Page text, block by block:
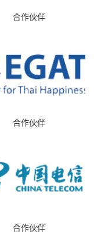
合作伙伴
合作伙伴
合作伙伴